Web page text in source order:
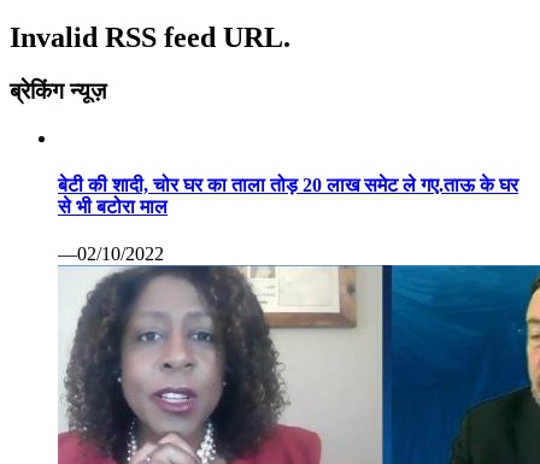
Invalid RSS feed URL.
ब्रेकिंग न्यूज़
बेटी की शादी, चोर घर का ताला तोड़ 20 लाख समेट ले गए.ताऊ के घर
से भी बटोरा माल
—02/10/2022